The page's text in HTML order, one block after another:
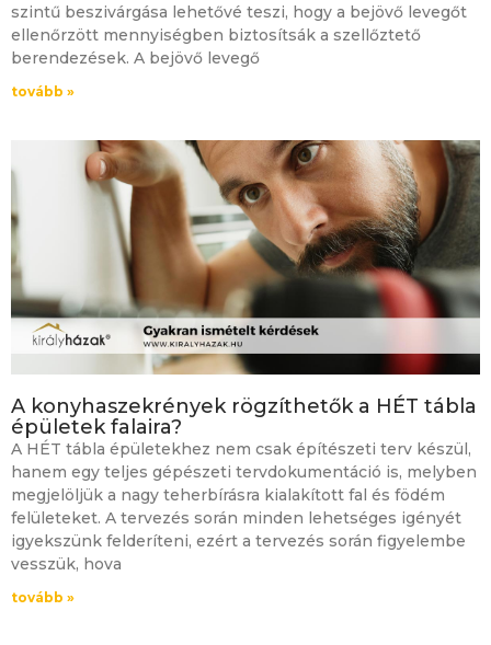
szintű beszivárgása lehetővé teszi, hogy a bejövő levegőt
ellenőrzött mennyiségben biztosítsák a szellőztető
berendezések. A bejövő levegő
tovább »
A konyhaszekrények rögzíthetők a HÉT tábla
épületek falaira?
A HÉT tábla épületekhez nem csak építészeti terv készül,
hanem egy teljes gépészeti tervdokumentáció is, melyben
megjelöljük a nagy teherbírásra kialakított fal és födém
felületeket. A tervezés során minden lehetséges igényét
igyekszünk felderíteni, ezért a tervezés során figyelembe
vesszük, hova
tovább »